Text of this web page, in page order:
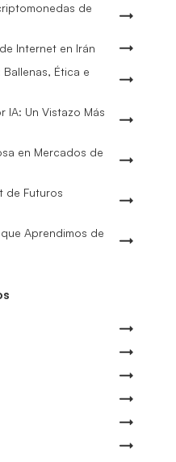
de
Internet en Irán
Ética e
IA: Un Vistazo Más
en Mercados de
de Futuros
Aprendimos de